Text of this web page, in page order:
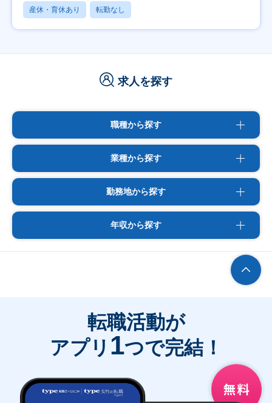
産休・育休あり 転勤なし
求人を探す
職種から探す
業種から探す
勤務地から探す
年収から探す
転職活動が
アプリ 1つで完結！